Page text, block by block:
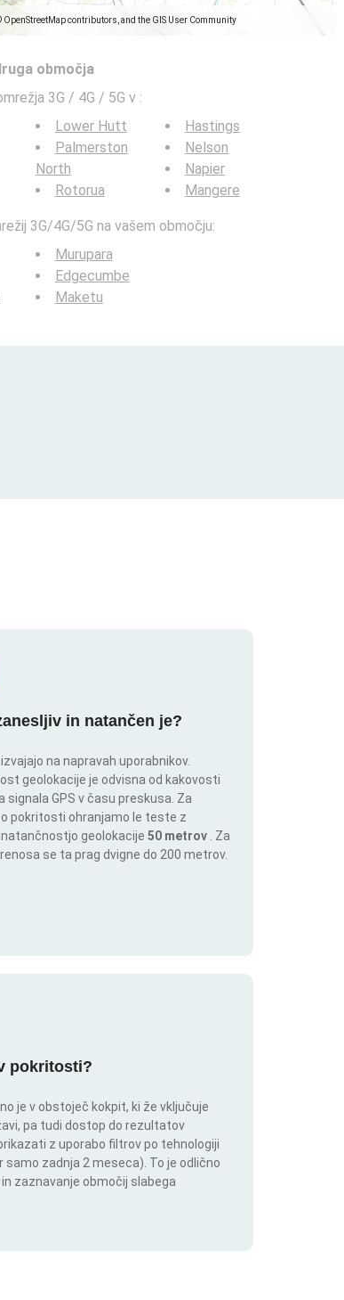
OpenStreetMap contributors, and the GIS User Community
območja
3G / 4G / 5G v :
Lower Hutt
Palmerston
North
Rotorua
Hastings
Nelson
Napier
Mangere
3G/4G/5G na vašem območju:
Murupara
Edgecumbe
Maketu
in natančen je?
na napravah uporabnikov.
geolokacije je odvisna od kakovosti
signala GPS v času preskusa. Za
pokritosti ohranjamo le teste z
geolokacije 50 metrov
. Za
se ta prag dvigne do 200 metrov.
pokritosti?
je v obstoječ kokpit, ki že vključuje
pa tudi dostop do rezultatov
z uporabo filtrov po tehnologiji
samo zadnja 2 meseca). To je odlično
zaznavanje območij slabega